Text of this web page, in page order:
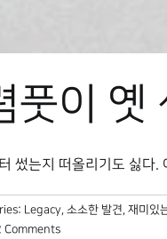
풋이 옛
썼는지 떠올리기도 싫다.
Legacy, 소소한 발견, 재미있
Comments